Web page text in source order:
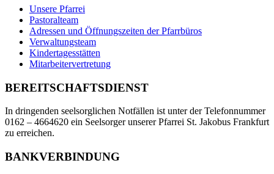
Unsere Pfarrei
Pastoralteam
Adressen und Öffnungszeiten der Pfarrbüros
Verwaltungsteam
Kindertagesstätten
Mitarbeitervertretung
BEREITSCHAFTSDIENST
In dringenden seelsorglichen Notfällen ist unter der Telefonnummer
0162 – 4664620 ein Seelsorger unserer Pfarrei St. Jakobus Frankfurt
zu erreichen.
BANKVERBINDUNG